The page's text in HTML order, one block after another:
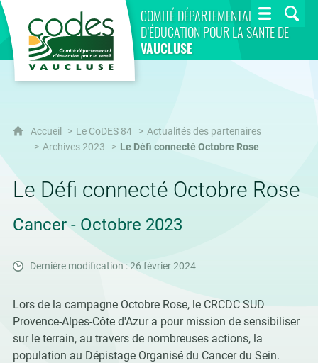
COMITÉ DÉPARTEMENTAL
D’ÉDUCATION POUR LA SANTÉ DE
VAUCLUSE
CoDES 84
Accueil Le CoDES 84
Actualités des partenaires
Archives 2023
Le Défi connecté Octobre Rose
Le Défi connecté Octobre Rose
Cancer - Octobre 2023
Dernière modification : 26 février 2024
Lors de la campagne Octobre Rose, le CRCDC SUD
Provence-Alpes-Côte d'Azur a pour mission de sensibiliser
sur le terrain, au travers de nombreuses actions, la
population au Dépistage Organisé du Cancer du Sein.